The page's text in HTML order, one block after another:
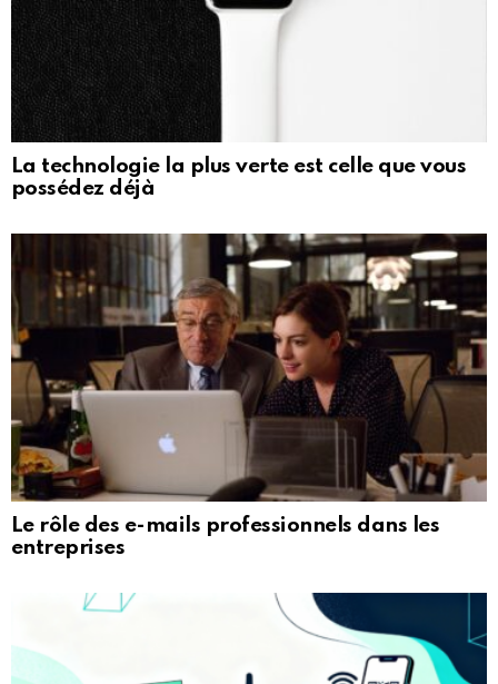
La technologie la plus verte est celle que vous
possédez déjà
Le rôle des e-mails professionnels dans les
entreprises